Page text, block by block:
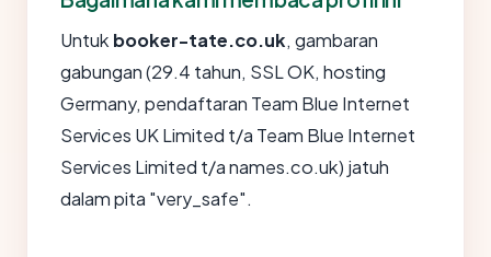
Untuk booker-tate.co.uk, gambaran
gabungan (29.4 tahun, SSL OK, hosting
Germany, pendaftaran Team Blue Internet
Services UK Limited t/a Team Blue Internet
Services Limited t/a names.co.uk) jatuh
dalam pita "very_safe".